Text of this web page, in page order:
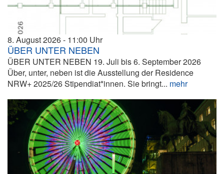
8. August 2026 11:00
ÜBER UNTER NEBEN
ÜBER UNTER NEBEN 19. Juli bis 6. September 2026
Über, unter, neben ist die Ausstellung der Residence
NRW+ 2025/26 Stipendiat*innen. Sie bringt... mehr